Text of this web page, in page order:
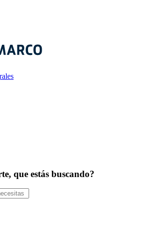
que estás buscando?